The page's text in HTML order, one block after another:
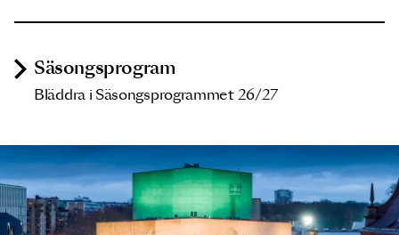
Säsongsprogram
Bläddra i Säsongsprogrammet 26/27